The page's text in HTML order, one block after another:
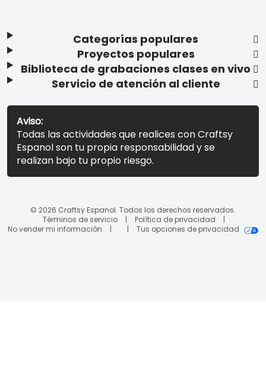
Categorías populares
Proyectos populares
Biblioteca de grabaciones clases en vivo
Servicio de atención al cliente
Aviso:
Todas las actividades que realices con Craftsy
Espanol son tu propia responsabilidad y se
realizan bajo tu propio riesgo.
© 2026 Craftsy Espanol. Todos los derechos reservados.
Términos de servicio
Política de privacidad
No vender mi información
Tus opciones de privacidad